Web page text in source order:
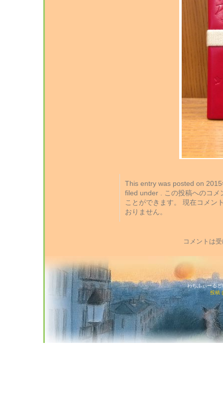
This entry was posted on
filed under . この投稿へのコ
ことができます。 現在コメン
おりません。
コメントは
わちふぃーる
投稿